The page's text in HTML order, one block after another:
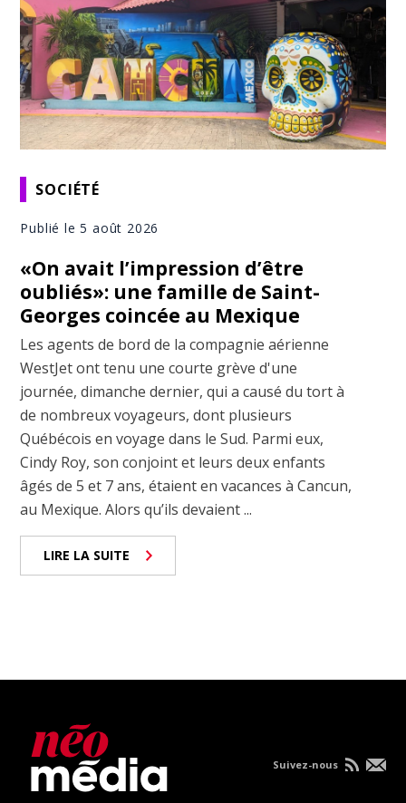
SOCIÉTÉ
Publié le 5 août 2026
«On avait l’impression d’être
oubliés»: une famille de Saint-
Georges coincée au Mexique
Les agents de bord de la compagnie aérienne
WestJet ont tenu une courte grève d'une
journée, dimanche dernier, qui a causé du tort à
de nombreux voyageurs, dont plusieurs
Québécois en voyage dans le Sud. Parmi eux,
Cindy Roy, son conjoint et leurs deux enfants
âgés de 5 et 7 ans, étaient en vacances à Cancun,
au Mexique. Alors qu’ils devaient ...
LIRE LA SUITE
Suivez-nous